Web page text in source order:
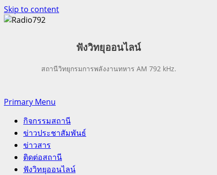
Skip to content
ฟังวิทยุออนไลน์
สถานีวิทยุกรมการพลังงานทหาร AM 792 kHz.
Primary Menu
กิจกรรมสถานี
ข่าวประชาสัมพันธ์
ข่าวสาร
ติดต่อสถานี
ฟังวิทยุออนไลน์